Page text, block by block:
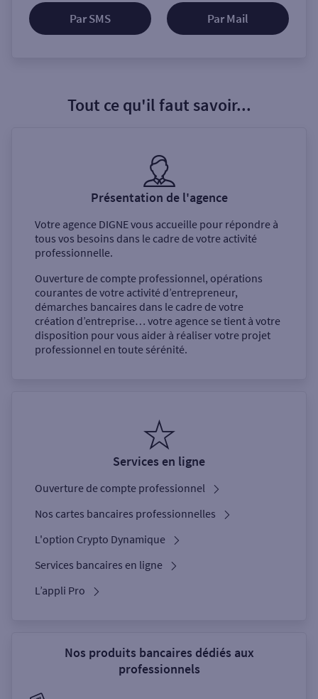
Par SMS Par Mail
Tout ce qu'il faut savoir...
Présentation de l'agence
Votre agence DIGNEvous accueille pour répondre à
tous vos besoins dans le cadre de votre activité
professionnelle.
Ouverture de compte professionnel, opérations
courantes de votre activité d’entrepreneur,
démarches bancaires dans le cadre de votre
création d’entreprise… votre agence se tient à votre
disposition pour vous aider à réaliser votre projet
professionnel en toute sérénité.
Services en ligne
Ouverture de compte professionnel
Nos cartes bancaires professionnelles
L'option Crypto Dynamique
Services bancaires en ligne
L’appli Pro
Nos produits bancaires dédiés aux
professionnels